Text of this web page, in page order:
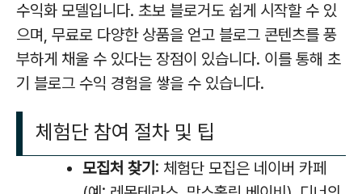
수익화 모델입니다. 초보 블로거도 쉽게 시작할 수 있
으며, 무료로 다양한 상품을 얻고 블로그 콘텐츠를 풍
부하게 채울 수 있다는 장점이 있습니다. 이를 통해 초
기 블로그 수익 경험을 쌓을 수 있습니다.
체험단 참여 절차 및 팁
모집처 찾기 : 체험단 모집은 네이버 카페